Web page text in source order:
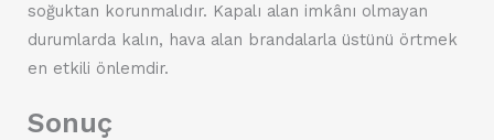
soğuktan korunmalıdır. Kapalı alan imkânı olmayan
durumlarda kalın, hava alan brandalarla üstünü örtmek
en etkili önlemdir.
Sonuç